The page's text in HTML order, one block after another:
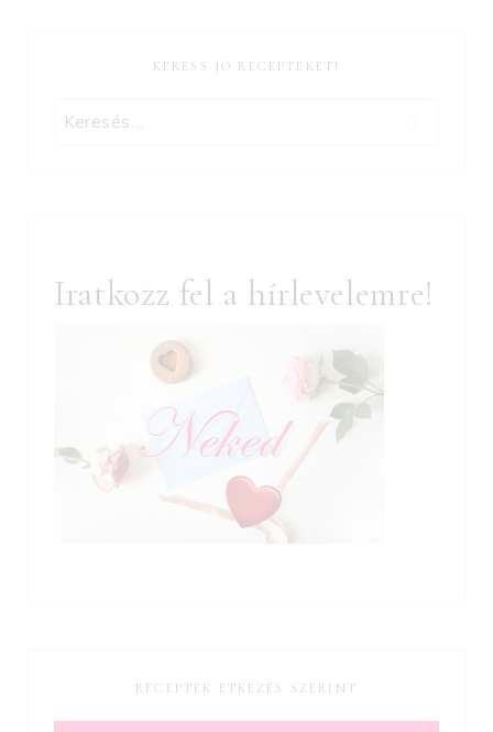
KERESS JÓ RECEPTEKET!
Keresés:
Iratkozz fel a hírlevelemre!
RECEPTEK ÉTKEZÉS SZERINT